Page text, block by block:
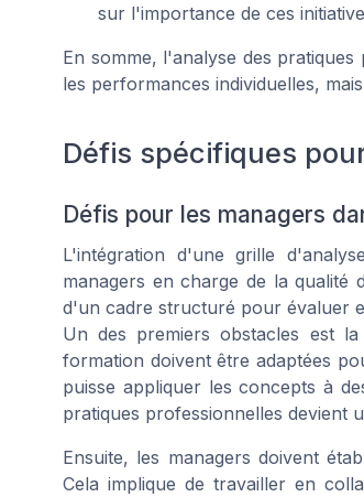
sur l'importance de ces
En somme, l'analyse des
les performances individuelles,
Défis spécifiques
Défis pour les managers
L'intégration d'une grille
managers en charge de la qualité
d'un cadre structuré pour évaluer
Un des premiers obstacles est la
formation doivent être adaptées
puisse appliquer les concepts à
pratiques professionnelles devient
Ensuite, les managers doivent
Cela implique de travailler en